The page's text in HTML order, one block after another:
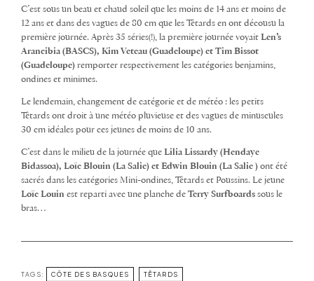
C’est sous un beau et chaud soleil que les moins de 14 ans et moins de
12 ans et dans des vagues de 80 cm que les Têtards en ont décousu la
première journée. Après 35 séries(!), la première journée voyait Len’s
Arancibia (BASCS), Kim Veteau (Guadeloupe) et Tim Bissot
(Guadeloupe) remporter respectivement les catégories benjamins,
ondines et minimes.
Le lendemain, changement de catégorie et de météo : les petits
Têtards ont droit à une météo pluvieuse et des vagues de minuscules
30 cm idéales pour ces jeunes de moins de 10 ans.
C’est dans le milieu de la journée que Lilia Lissardy (Hendaye
Bidassoa), Loïc Blouin (La Salie) et Edwin Blouin (La Salie ) ont été
sacrés dans les catégories Mini-ondines, Têtards et Poussins. Le jeune
Loïc Louin est reparti avec une planche de Terry Surfboards sous le
bras…
TAGS: CÔTE DES BASQUES TÊTARDS